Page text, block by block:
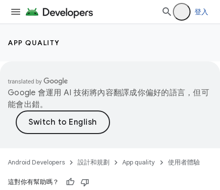
登入
APP QUALITY
Google 會運用 AI 技術將內容翻譯成你偏好的語言，但可
能會出錯。
Android Developers 設計和規劃 App quality 使用者體驗
這對你有幫助嗎？